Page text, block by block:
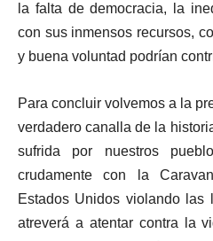
la falta de democracia, la
con sus inmensos recursos,
y buena voluntad podrían
Para concluir volvemos a la
verdadero canalla de la
sufrida por nuestros
crudamente con la
Estados Unidos violando las
atreverá a atentar contra la